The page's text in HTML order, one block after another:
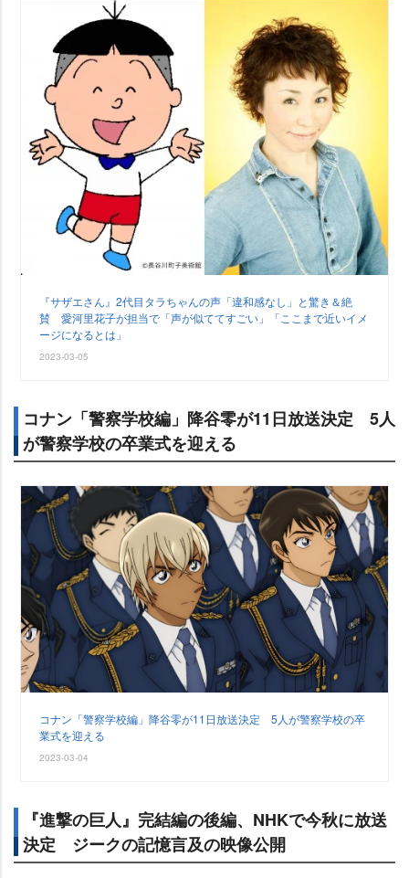
『サザエさん』2代目タラちゃんの声「違和感なし」と驚き＆絶
賛 愛河里花子が担当で「声が似ててすごい」「ここまで近いイメ
ージになるとは」
2023-03-05
コナン「警察学校編」降谷零が11日放送決定 5人
が警察学校の卒業式を迎える
コナン「警察学校編」降谷零が11日放送決定 5人が警察学校の卒
業式を迎える
2023-03-04
『進撃の巨人』完結編の後編、NHKで今秋に放送
決定 ジークの記憶言及の映像公開